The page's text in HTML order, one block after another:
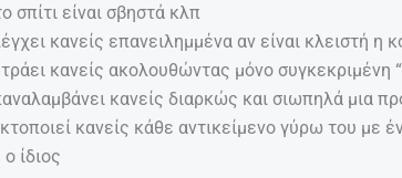
σπίτι είναι σβηστά κλπ
κανείς επανειλημμένα αν είναι κλειστή η
κανείς ακολουθώντας μόνο συγκεκριμένη
κανείς διαρκώς και σιωπηλά μια
κανείς κάθε αντικείμενο γύρω του με
ίδιος